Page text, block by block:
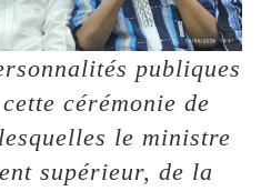
publiques
cérémonie de
le ministre
supérieur, de la